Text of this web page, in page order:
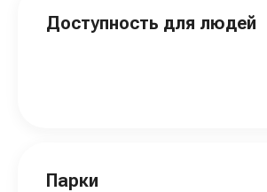
Доступность для людей
Парки